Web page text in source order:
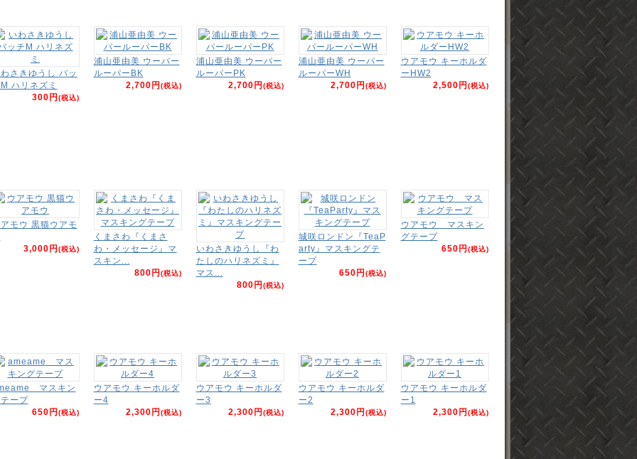
さきゆうし バッ
ハリネズミ
300円(税込)
浦山亜由美 ウーパー
ルーパーBK
2,700円(税込)
浦山亜由美 ウーパー
ルーパーPK
2,700円(税込)
浦山亜由美 ウーパー
ルーパーWH
2,700円(税込)
ウアモウ キーホルダ
ーHW2
2,500円(税込)
モウ 黒猫ウアモ
3,000円(税込)
くまさわ『くまさ
わ・メッセージ』マ
スキン...
800円(税込)
いわさきゆうし『わ
たしのハリネズミ』
マス...
800円(税込)
城咲ロンドン『TeaP
arty』マスキングテ
ープ
650円(税込)
ウアモウ マスキン
グテープ
650円(税込)
マスキン
ープ
650円(税込)
ウアモウ キーホルダ
ー4
2,300円(税込)
ウアモウ キーホルダ
ー3
2,300円(税込)
ウアモウ キーホルダ
ー2
2,300円(税込)
ウアモウ キーホルダ
ー1
2,300円(税込)